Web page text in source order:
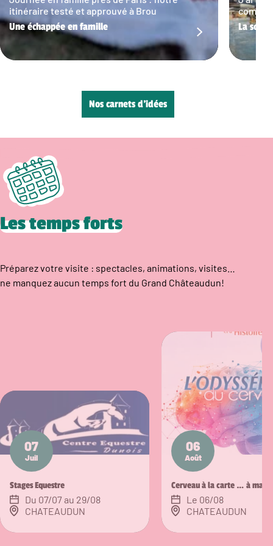
itinéraire testé et approuvé à Brou
Une échappée en famille La
Nos carnets d’idées
Les temps forts
Préparez votre visite : spectacles, animations, visites…
ne manquez aucun temps fort du Grand Châteaudun!
07
Juil
Stages Equestre
Du 07/07 au 29/08
CHATEAUDUN
06
Août
Cerveau à la carte … à ma
Le 06/08
CHATEAUDUN